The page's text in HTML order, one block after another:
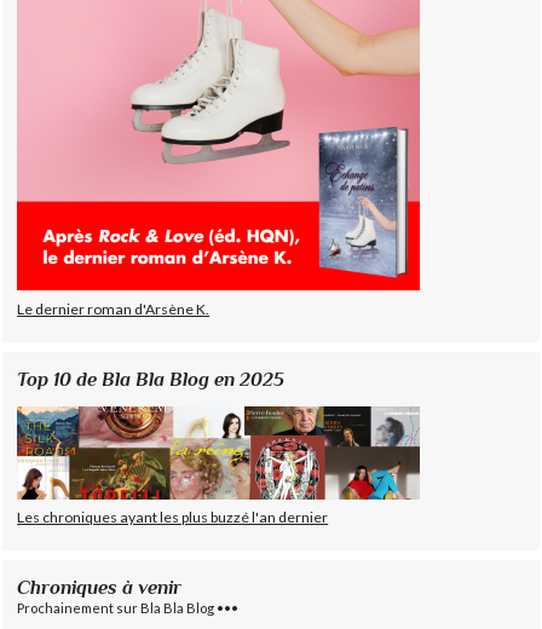
Le dernier roman d'Arsène K.
Top 10 de Bla Bla Blog en 2025
Les chroniques ayant les plus buzzé l'an dernier
Chroniques à venir
Prochainement sur Bla Bla Blog •••